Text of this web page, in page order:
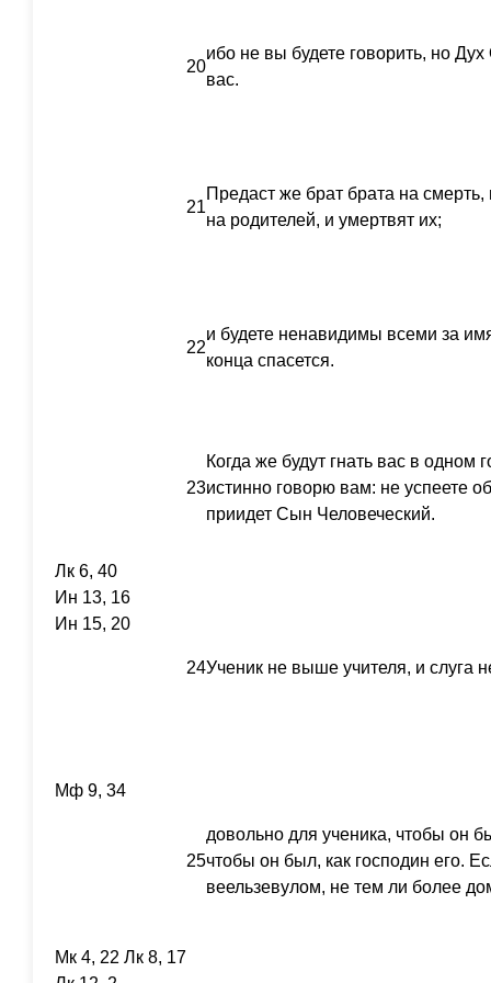
20
ибо не вы будете говорить, но
вас.
21
Предаст же брат брата на смерть,
на родителей, и умертвят их;
22
и будете ненавидимы всеми за
конца спасется.
23
Когда же будут гнать вас в одном
истинно говорю вам: не успеете
приидет Сын Человеческий.
Лк 6, 40
Ин 13, 16
Ин 15, 20
24Ученик не выше учителя, и слуга
Мф 9, 34
25
довольно для ученика, чтобы он
чтобы он был, как господин его.
веельзевулом, не тем ли более
Мк 4, 22 Лк 8, 17